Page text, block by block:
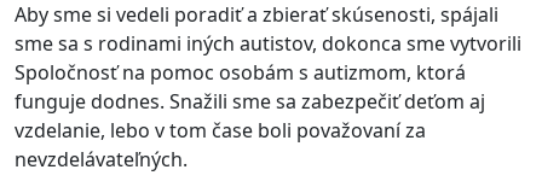
Aby sme si vedeli poradiť a zbierať skúsenosti, spájali
sme sa s rodinami iných autistov, dokonca sme vytvorili
Spoločnosť na pomoc osobám s autizmom, ktorá
funguje dodnes. Snažili sme sa zabezpečiť deťom aj
vzdelanie, lebo v tom čase boli považovaní za
nevzdelávateľných.